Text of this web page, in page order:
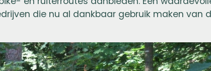
die nu al dankbaar gebruik maken van